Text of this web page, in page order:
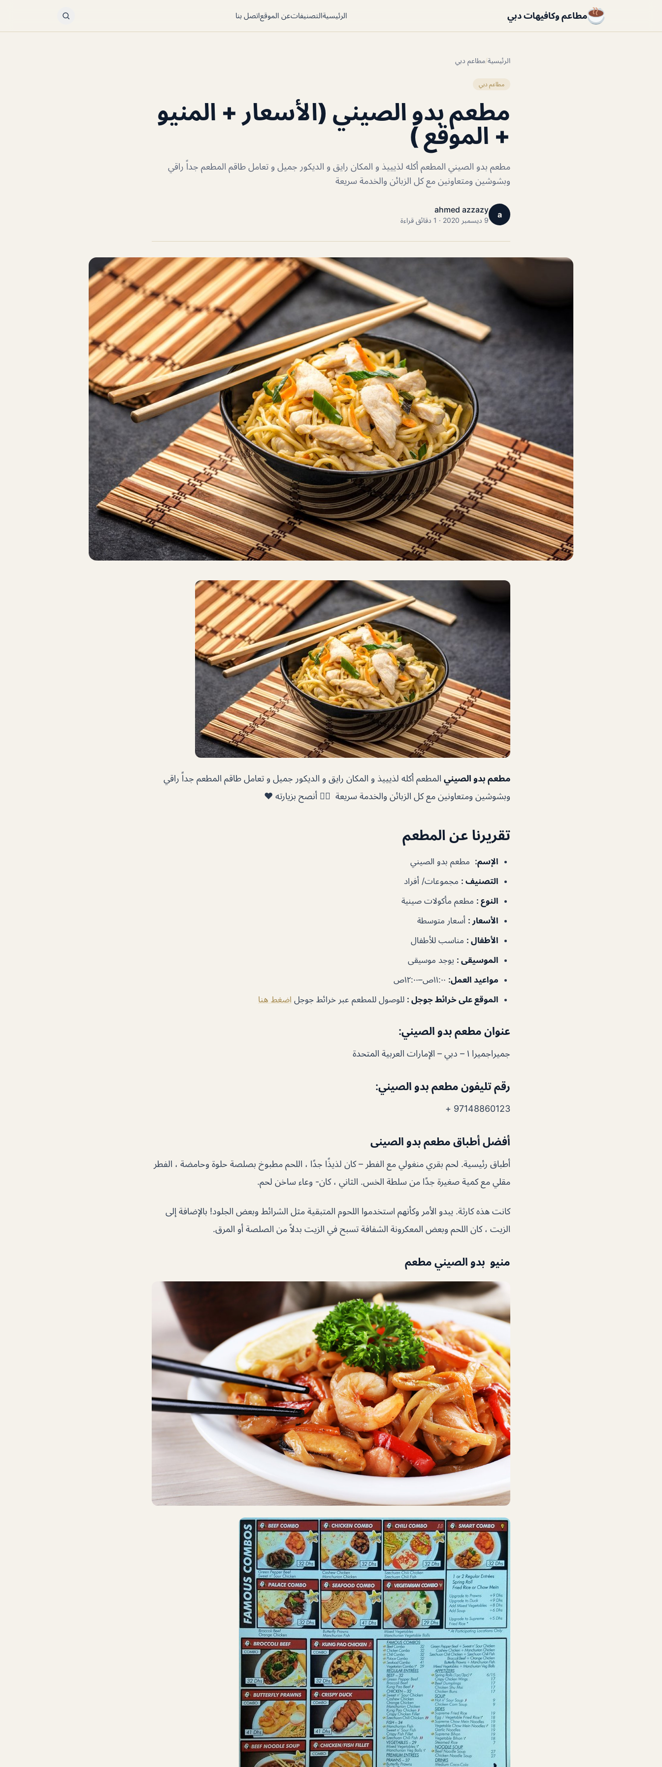
مطاعم وكافيهات دبي الرئيسيةالتصنيفاتعن الموقعاتصل بنا
الرئيسية/مطاعم دبي
مطاعم دبي
مطعم بدو الصيني (الأسعار + المنيو
+ الموقع )
مطعم بدو الصيني المطعم أكله لذيييذ و المكان رايق و الديكور جميل و تعامل طاقم المطعم جداً راقي
وبشوشين ومتعاونين مع كل الزبائن والخدمة سريعة
a
ahmed azzazy
9 ديسمبر 2020 · 1 دقائق قراءة
مطعم بدو الصيني المطعم أكله لذيييذ و المكان رايق و الديكور جميل و تعامل طاقم المطعم جداً راقي
وبشوشين ومتعاونين مع كل الزبائن والخدمة سريعة 👍🏻 أنصح بزيارته ❤️
تقريرنا عن المطعم
الإسم: مطعم بدو الصيني
التصنيف : مجموعات/ أفراد
النوع : مطعم مأكولات صينية
الأسعار : أسعار متوسطة
الأطفال : مناسب للأطفال
الموسيقى : يوجد موسيقى
مواعيد العمل:
الموقع على خرائط جوجل : للوصول للمطعم عبر خرائط جوجل اضغط هنا
عنوان مطعم بدو الصيني:
جميراجميرا ١ – دبي – الإمارات العربية المتحدة
رقم تليفون مطعم بدو الصيني:
97148860123 +
أفضل أطباق مطعم بدو الصينى
أطباق رئيسية. لحم بقري منغولي مع الفطر – كان لذيذًا جدًا ، اللحم مطبوخ بصلصة حلوة وحامضة ، الفطر
مقلي مع كمية صغيرة جدًا من سلطة الخس. الثاني ، كان- وعاء ساخن لحم.
كانت هذه كارثة. يبدو الأمر وكأنهم استخدموا اللحوم المتبقية مثل الشرائط وبعض الجلود! بالإضافة إلى
الزيت ، كان اللحم وبعض المعكرونة الشفافة تسبح في الزيت بدلاً من الصلصة أو المرق.
منيو بدو الصيني مطعم